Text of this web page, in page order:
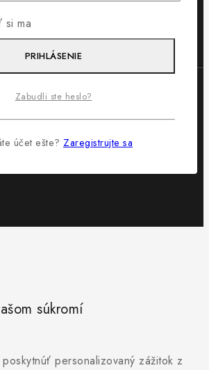
- WordPress Theme byAvanam
súkromí
personalizovaný zážitok z
si ma
PRIHLÁSENIE
Zabudli ste heslo?
účet ešte? Zaregistrujte sa